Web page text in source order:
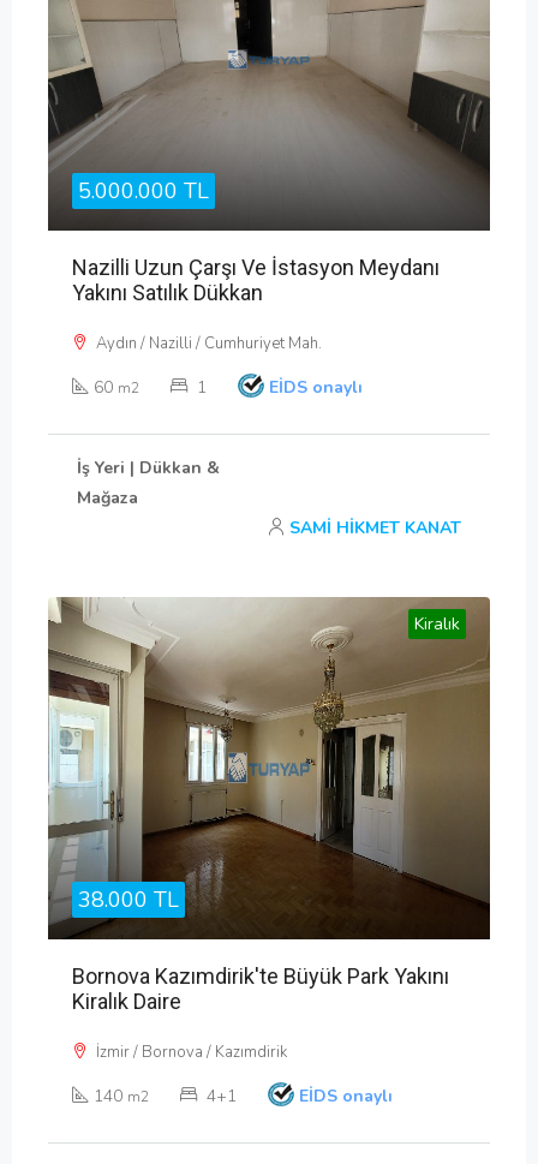
5.000.000 TL
Nazilli Uzun Çarşı Ve İstasyon Meydanı
Yakını Satılık Dükkan
Aydın / Nazilli / Cumhuriyet Mah.
60 m2 1 EİDS onaylı
İş Yeri | Dükkan &
Mağaza
SAMİ HİKMET KANAT
Kiralık
38.000 TL
Bornova Kazımdirik'te Büyük Park Yakını
Kiralık Daire
İzmir / Bornova / Kazımdirik
140 m2 4+1 EİDS onaylı